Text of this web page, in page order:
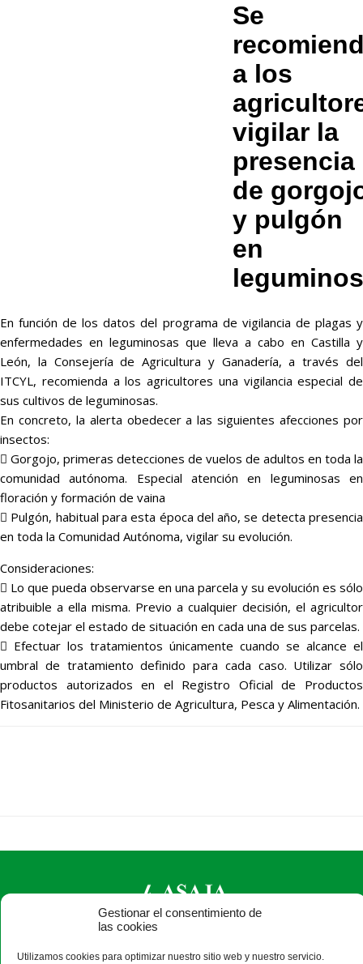
Gestionar el consentimiento de
las cookies
Utilizamos cookies para optimizar nuestro sitio web y nuestro servicio.
Se
a los
vigilar la
presencia
de
y pulgón
en
En función de los datos del programa de vigilancia de plagas y
enfermedades en leguminosas que lleva a cabo en Castilla y
León, la Consejería de Agricultura y Ganadería, a través del
ITCYL, recomienda a los agricultores una vigilancia especial de
sus cultivos de leguminosas.
En concreto, la alerta obedecer a las siguientes afecciones por
insectos:
 Gorgojo, primeras detecciones de vuelos de adultos en toda la
comunidad autónoma. Especial atención en leguminosas en
floración y formación de vaina
 Pulgón, habitual para esta época del año, se detecta presencia
en toda la Comunidad Autónoma, vigilar su evolución.
Consideraciones:
 Lo que pueda observarse en una parcela y su evolución es sólo
atribuible a ella misma. Previo a cualquier decisión, el agricultor
debe cotejar el estado de situación en cada una de sus parcelas.
 Efectuar los tratamientos únicamente cuando se alcance el
umbral de tratamiento definido para cada caso. Utilizar sólo
productos autorizados en el Registro Oficial de Productos
Fitosanitarios del Ministerio de Agricultura, Pesca y Alimentación.
ASAJA Ávila - Jóvenes Agricultores